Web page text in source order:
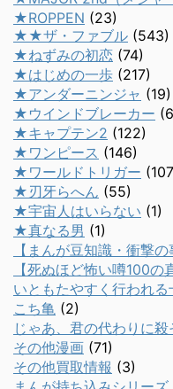
★ROPPEN (23)
★★ザ・ファブル (543)
★ねずみの初恋 (74)
★はじめの一歩 (217)
★アンダーニンジャ (19)
★ウインドブレーカー
★キャプテン2 (122)
★ワンピース (146)
★ワールドトリガー
★刃牙らへん (55)
★宇宙人はいらない (1)
★真なる男 (1)
【まんが豆知識・衝撃の
【死ぬほど怖い噂100の
いともたやすく行われ
こち亀 (2)
じゃあ、君の代わりに殺
その他漫画 (71)
その他買取情報 (3)